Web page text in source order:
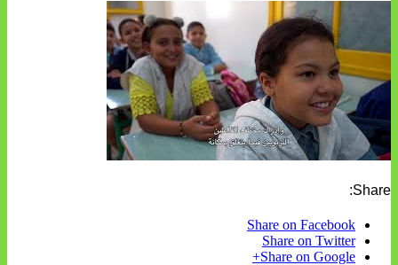
Share:
Share on Facebook
Share on Twitter
Share on Google+